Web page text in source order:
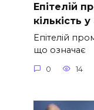
Епітелій
кількість
Епітелій
що означає
0 14